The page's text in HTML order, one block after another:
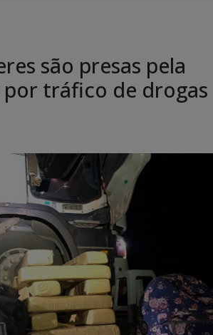
são presas pela
por tráfico de drogas